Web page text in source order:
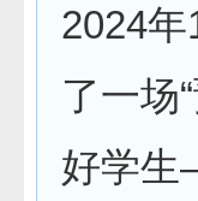
2024
了一场
好学生